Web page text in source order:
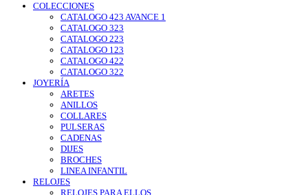
COLECCIONES
CATALOGO 423 AVANCE 1
CATALOGO 323
CATALOGO 223
CATALOGO 123
CATALOGO 422
CATALOGO 322
JOYERÍA
ARETES
ANILLOS
COLLARES
PULSERAS
CADENAS
DIJES
BROCHES
LINEA INFANTIL
RELOJES
RELOJES PARA ELLOS